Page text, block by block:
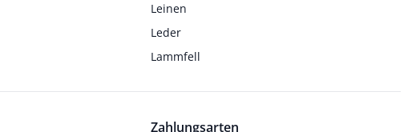
Leinen
Leder
Lammfell
Zahlungsarten